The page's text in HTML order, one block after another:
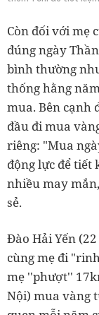
Còn đối với mẹ
đúng ngày
bình thường
thống hằng
mua. Bên cạnh
đầu đi mua
riêng: "Mua
động lực để tiết
nhiều may
sẻ.
Đào Hải Yến
cùng mẹ đi
mẹ ''phượt''
Nội) mua vàng